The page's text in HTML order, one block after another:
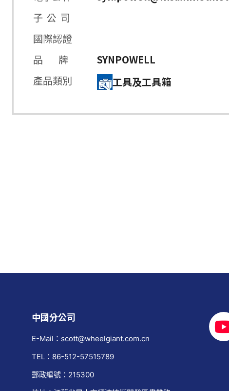
子 公 司
國際認證
品 牌
SYNPOWELL
產品類別
工具及工具箱
中國分公司
E-Mail：scott@wheelgiant.com.cn
TEL：86-512-57515789
郵政編號：215300